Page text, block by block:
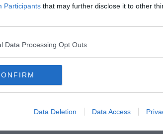
Participants that may further disclose it to other
Data Processing Opt Outs
Data Deletion Data Access